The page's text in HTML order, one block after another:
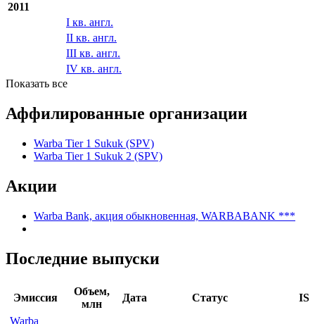
2011
I кв. англ.
II кв. англ.
III кв. англ.
IV кв. англ.
Показать все
Аффилированные организации
Warba Tier 1 Sukuk (SPV)
Warba Tier 1 Sukuk 2 (SPV)
Акции
Warba Bank, акция обыкновенная, WARBABANK ***
Последние выпуски
Эмиссия
Объем,
млн
Дата Статус
Warba